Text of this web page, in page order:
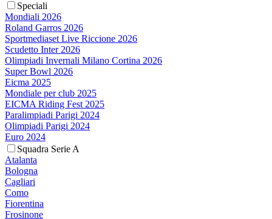
Speciali
Mondiali 2026
Roland Garros 2026
Sportmediaset Live Riccione 2026
Scudetto Inter 2026
Olimpiadi Invernali Milano Cortina 2026
Super Bowl 2026
Eicma 2025
Mondiale per club 2025
EICMA Riding Fest 2025
Paralimpiadi Parigi 2024
Olimpiadi Parigi 2024
Euro 2024
Squadra Serie A
Atalanta
Bologna
Cagliari
Como
Fiorentina
Frosinone